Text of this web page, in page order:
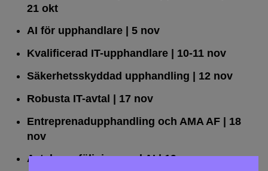
21 okt
AI för upphandlare| 5 nov
Kvalificerad IT-upphandlare| 10-11 nov
Säkerhetsskyddad upphandling | 12 nov
Robusta IT-avtal | 17 nov
Entreprenadupphandling och AMA AF| 18
nov
Avtalsuppföljning med AI| 19 nov